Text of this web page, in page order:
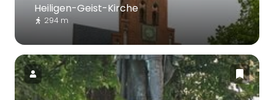
Heiligen-Geist-Kirche
294 m